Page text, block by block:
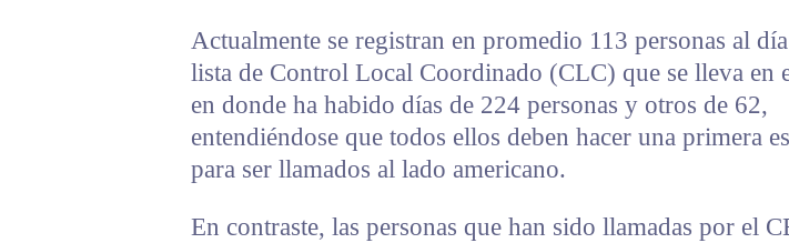
Actualmente se registran en promedio 113 personas al
lista de Control Local Coordinado (CLC) que se lleva en
en donde ha habido días de 224 personas y otros de 62,
entendiéndose que todos ellos deben hacer una primera
para ser llamados al lado americano.
En contraste, las personas que han sido llamadas por el